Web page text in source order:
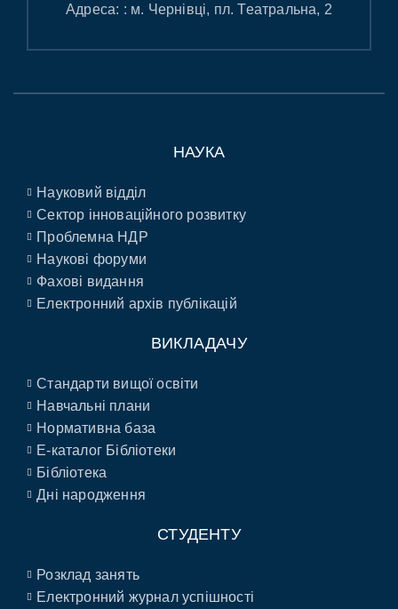
Адреса: : м. Чернівці, пл. Театральна, 2
НАУКА
Науковий відділ
Сектор інноваційного розвитку
Проблемна НДР
Наукові форуми
Фахові видання
Електронний архів публікацій
ВИКЛАДАЧУ
Стандарти вищої освіти
Навчальні плани
Нормативна база
E-каталог Бібліотеки
Бібліотека
Дні народження
СТУДЕНТУ
Розклад занять
Електронний журнал успішності